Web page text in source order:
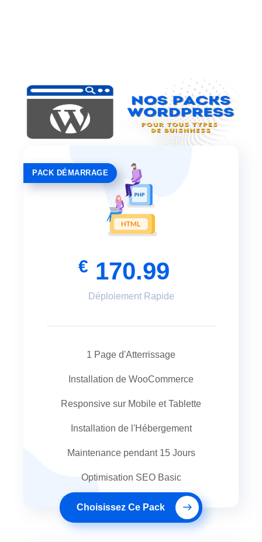
PACK DÉMARRAGE
€ 170.99
Déploiement Rapide
1 Page d'Atterrissage
Installation de WooCommerce
Responsive sur Mobile et Tablette
Installation de l'Hébergement
Maintenance pendant 15 Jours
Optimisation SEO Basic
Choisissez Ce Pack